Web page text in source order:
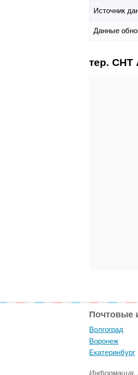
Источник
Данные
тер. СНТ
Почтовые
Волгоград
Воронеж
Екатеринбург
Информация,